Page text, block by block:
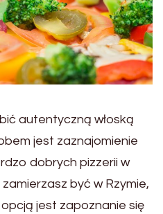
autentyczną włoską
jest zaznajomienie
dobrych pizzerii w
być w Rzymie,
jest zapoznanie się